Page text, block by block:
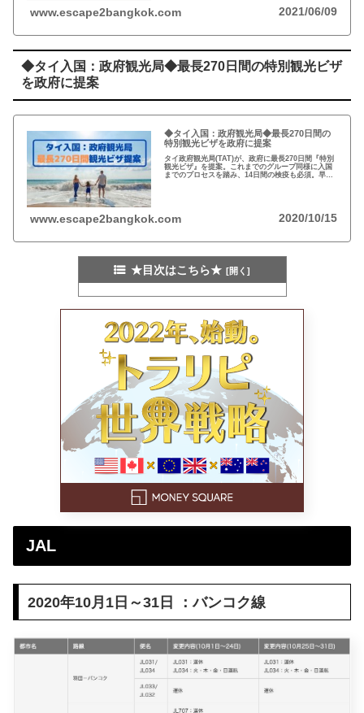
www.escape2bangkok.com 2021/06/09
◆タイ入国：政府観光局◆最長270日間の特別観光ビザ
を政府に提案
◆タイ入国：政府観光局◆最長270日間の
特別観光ビザを政府に提案
タイ政府観光局(TAT)が、政府に最長270日間『特別
観光ビザ』を提案。これまでのグループ同様に入国
までのプロセスを踏み、14日間の検疫も必須。早急
www.escape2bangkok.com 2020/10/15
★目次はこちら★
JAL
2020年10月1日～31日 ：バンコク線